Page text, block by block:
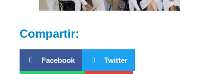
Compartir:
Facebook Twitter